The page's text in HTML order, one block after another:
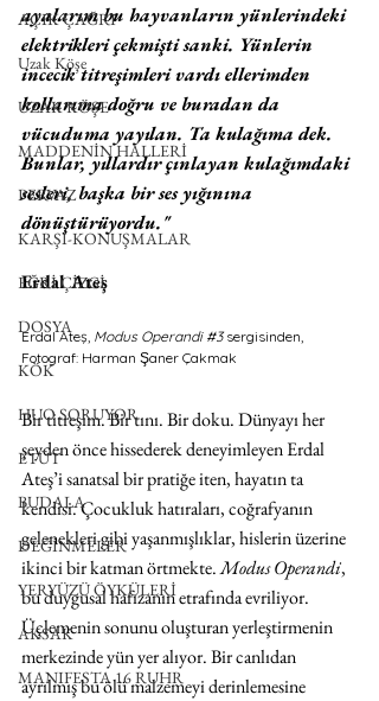
AÇIK ÇAĞRI
Uzak Köşe
UZAK KÖŞE
MADDENİN HALLERİ
PERVAZ
KARŞI-KONUŞMALAR
EĞRİ ÇİZGİ
DOSYA
KÖK
HUO SORUYOR
ETÜT
BUDALA
DEĞİNMELER
YERYÜZÜ ÖYKÜLERİ
AKSAK
MANIFESTA 16 RUHR
ayalarım bu hayvanların yünlerindeki
elektrikleri çekmişti sanki. Yünlerin
incecik titreşimleri vardı ellerimden
kollarıma doğru ve buradan da
vücuduma yayılan. Ta kulağıma dek.
Bunlar, yıllardır çınlayan kulağımdaki
sesleri, başka bir ses yığınına
dönüştürüyordu."
Erdal Ateş
Erdal Ateş, Modus Operandi #3 sergisinden,
Fotograf: Harman Şaner Çakmak
Bir titreşim. Bir tını. Bir doku. Dünyayı her
şeyden önce hissederek deneyimleyen Erdal
Ateş’i sanatsal bir pratiğe iten, hayatın ta
kendisi. Çocukluk hatıraları, coğrafyanın
gelenekleri gibi yaşanmışlıklar, hislerin üzerine
ikinci bir katman örtmekte. Modus Operandi,
bu duygusal hafızanın etrafında evriliyor.
Üçlemenin sonunu oluşturan yerleştirmenin
merkezinde yün yer alıyor. Bir canlıdan
ayrılmış bu ölü malzemeyi derinlemesine